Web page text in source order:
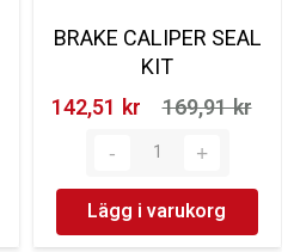
BRAKE CALIPER SEAL
KIT
142,51 kr‎
169,91 kr‎
Lägg i varukorg